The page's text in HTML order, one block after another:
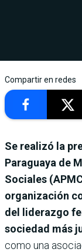
Compartir en redes
Se realizó la
Paraguaya de
Sociales
organización
del liderazgo
sociedad más
como una